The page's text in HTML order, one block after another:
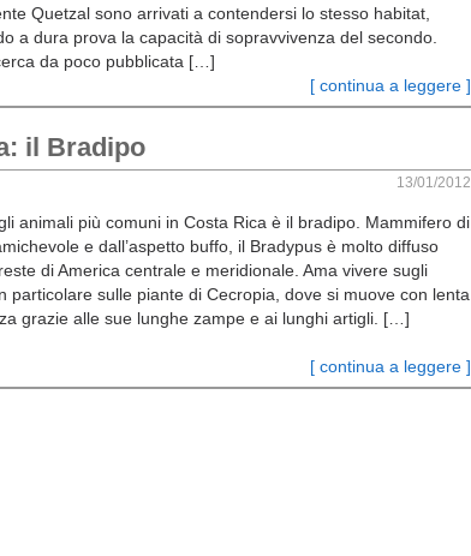
[ continua a leggere ]
Quetzal sono arrivati a contendersi lo stesso habitat,
a dura prova la capacità di sopravvivenza del secondo.
da poco pubblicata […]
il Bradipo
13/01/2012
[ continua a leggere ]
animali più comuni in Costa Rica è il bradipo. Mammifero di
e dall’aspetto buffo, il Bradypus è molto diffuso
di America centrale e meridionale. Ama vivere sugli
particolare sulle piante di Cecropia, dove si muove con lenta
grazie alle sue lunghe zampe e ai lunghi artigli. […]